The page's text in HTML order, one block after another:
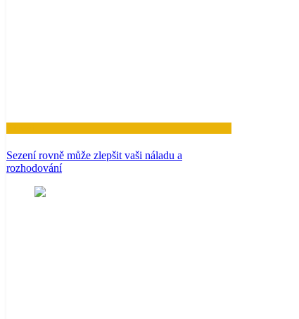
Sezení rovně může zlepšit vaši náladu a
rozhodování